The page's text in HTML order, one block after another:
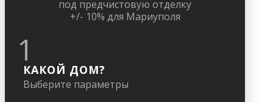
под предчистовую отделку
+/- 10% для Мариуполя
1
КАКОЙ ДОМ?
Выберите параметры